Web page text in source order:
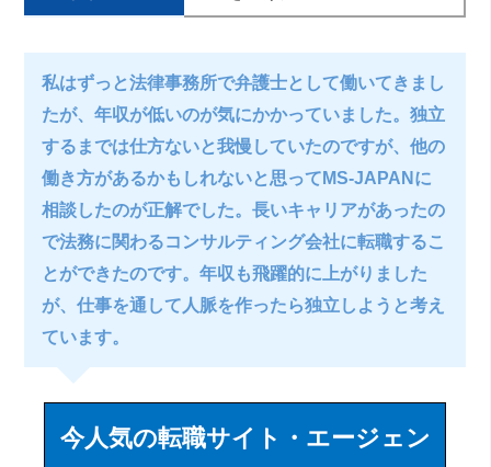
私はずっと法律事務所で弁護士として働いてきまし
たが、年収が低いのが気にかかっていました。独立
するまでは仕方ないと我慢していたのですが、他の
働き方があるかもしれないと思ってMS-JAPANに
相談したのが正解でした。長いキャリアがあったの
で法務に関わるコンサルティング会社に転職するこ
とができたのです。年収も飛躍的に上がりました
が、仕事を通して人脈を作ったら独立しようと考え
ています。
今人気の転職サイト・エージェン